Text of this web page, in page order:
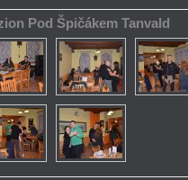
Pod Špičákem Tanvald